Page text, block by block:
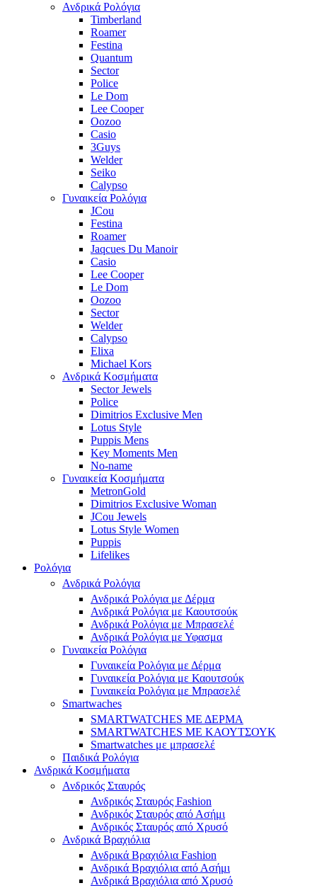
Ανδρικά Ρολόγια
Timberland
Roamer
Festina
Quantum
Sector
Police
Le Dom
Lee Cooper
Oozoo
Casio
3Guys
Welder
Seiko
Calypso
Γυναικεία Ρολόγια
JCou
Festina
Roamer
Jaqcues Du Manoir
Casio
Lee Cooper
Le Dom
Oozoo
Sector
Welder
Calypso
Elixa
Michael Kors
Ανδρικά Κοσμήματα
Sector Jewels
Police
Dimitrios Exclusive Men
Lotus Style
Puppis Mens
Key Moments Men
No-name
Γυναικεία Κοσμήματα
MetronGold
Dimitrios Exclusive Woman
JCou Jewels
Lotus Style Women
Puppis
Lifelikes
Ρολόγια
Ανδρικά Ρολόγια
Ανδρικά Ρολόγια με Δέρμα
Ανδρικά Ρολόγια με Καουτσούκ
Ανδρικά Ρολόγια με Μπρασελέ
Ανδρικά Ρολόγια με Υφασμα
Γυναικεία Ρολόγια
Γυναικεία Ρολόγια με Δέρμα
Γυναικεία Ρολόγια με Καουτσούκ
Γυναικεία Ρολόγια με Μπρασελέ
Smartwaches
SMARTWATCHES ΜΕ ΔΕΡΜΑ
SMARTWATCHES ΜΕ ΚΑΟΥΤΣΟΥΚ
Smartwatches με μπρασελέ
Παιδικά Ρολόγια
Ανδρικά Κοσμήματα
Ανδρικός Σταυρός
Ανδρικός Σταυρός Fashion
Ανδρικός Σταυρός από Ασήμι
Ανδρικός Σταυρός από Χρυσό
Ανδρικά Βραχιόλια
Ανδρικά Βραχιόλια Fashion
Ανδρικά Βραχιόλια από Ασήμι
Ανδρικά Βραχιόλια από Χρυσό